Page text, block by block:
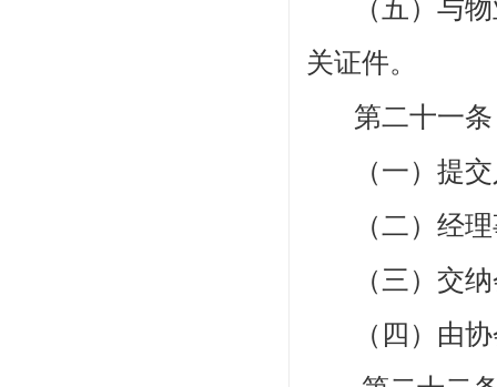
（五）与
关证件。
第二十一条
（一） 提
（二） 经
（三）交
（ 四 ）由